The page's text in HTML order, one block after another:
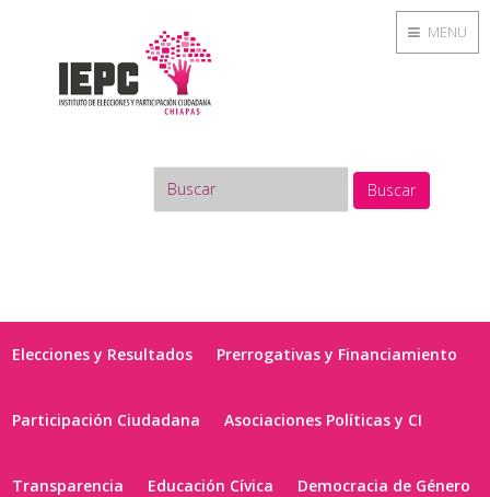
Buscar
Elecciones y Resultados Prerrogativas y Financiamiento
Participación Ciudadana Asociaciones Políticas y CI
Transparencia Educación Cívica Democracia de Género
MENU